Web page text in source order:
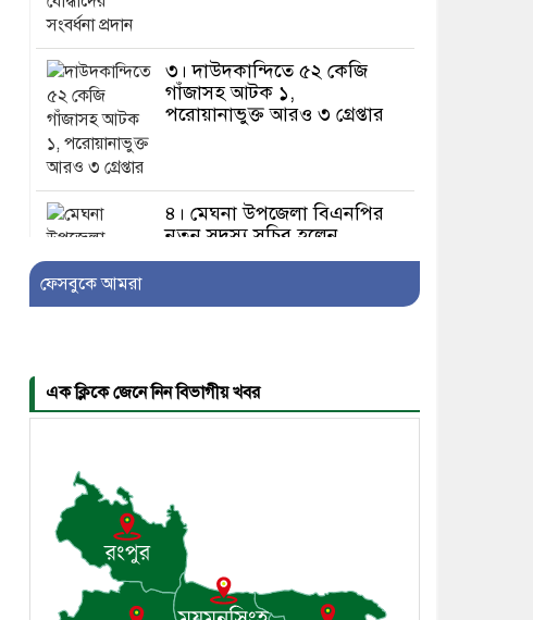
৩। দাউদকান্দিতে ৫২ কেজি
গাঁজাসহ আটক ১,
পরোয়ানাভুক্ত আরও ৩ গ্রেপ্তার
৪। মেঘনা উপজেলা বিএনপির
নতুন সদস্য সচিব হলেন
সালাউদ্দিন সরকার
৫। জেলা পুলিশ সুপার থেকে
সম্মাননা পেলেন দাউদকান্দি
মডেল থানার এএসআই সজল
৬। দাউদকান্দিতে উপজেলা
আইন-শৃঙ্খলা কমিটির মাসিক
সভা অনুষ্ঠিত
ফেসবুকে আমরা
এক ক্লিকে জেনে নিন বিভাগীয় খবর